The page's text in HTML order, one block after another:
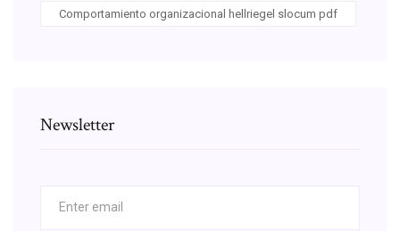
Comportamiento organizacional hellriegel slocum pdf
Newsletter